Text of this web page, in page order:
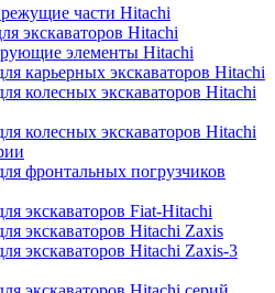
части Hitachi
экскаваторов Hitachi
элементы Hitachi
карьерных экскаваторов Hitachi
колесных экскаваторов Hitachi
колесных экскаваторов Hitachi
фронтальных погрузчиков
экскаваторов Fiat-Hitachi
экскаваторов Hitachi Zaxis
экскаваторов Hitachi Zaxis-3